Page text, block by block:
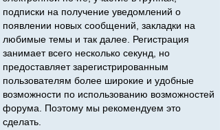
подписки на получение уведомлений о
появлении новых сообщений, закладки на
любимые темы и так далее. Регистрация
занимает всего несколько секунд, но
предоставляет зарегистрированным
пользователям более широкие и удобные
возможности по использованию возможностей
форума. Поэтому мы рекомендуем это
сделать.